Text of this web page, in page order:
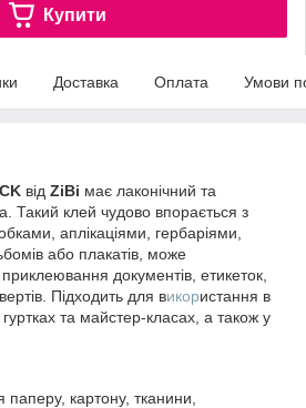
Купити
Доставка Оплата Умови
від ZiBi має лаконічний та
Такий клей чудово впорається з
аплікаціями, гербаріями,
або плакатів, може
документів, етикеток,
Підходить для використання в
та майстер-класах, а також у
картону, тканини,